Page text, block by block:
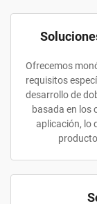
Ofrecemos
requisitos
desarrollo de
basada en los
aplicación, lo